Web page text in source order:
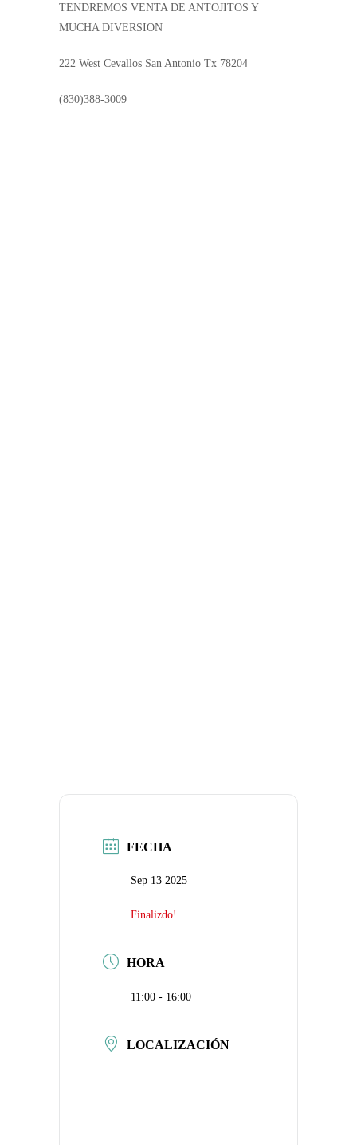
TENDREMOS VENTA DE ANTOJITOS Y
MUCHA DIVERSION
222 West Cevallos San Antonio Tx 78204
(830)388-3009
FECHA
Sep 13 2025
Finalizdo!
HORA
11:00 - 16:00
LOCALIZACIÓN